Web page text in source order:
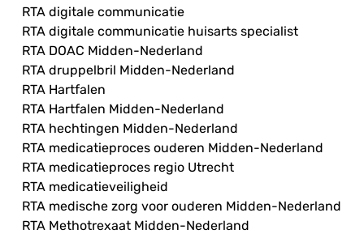
RTA digitale communicatie
RTA digitale communicatie huisarts specialist
RTA DOAC Midden-Nederland
RTA druppelbril Midden-Nederland
RTA Hartfalen
RTA Hartfalen Midden-Nederland
RTA hechtingen Midden-Nederland
RTA medicatieproces ouderen Midden-Nederland
RTA medicatieproces regio Utrecht
RTA medicatieveiligheid
RTA medische zorg voor ouderen Midden-Nederland
RTA Methotrexaat Midden-Nederland